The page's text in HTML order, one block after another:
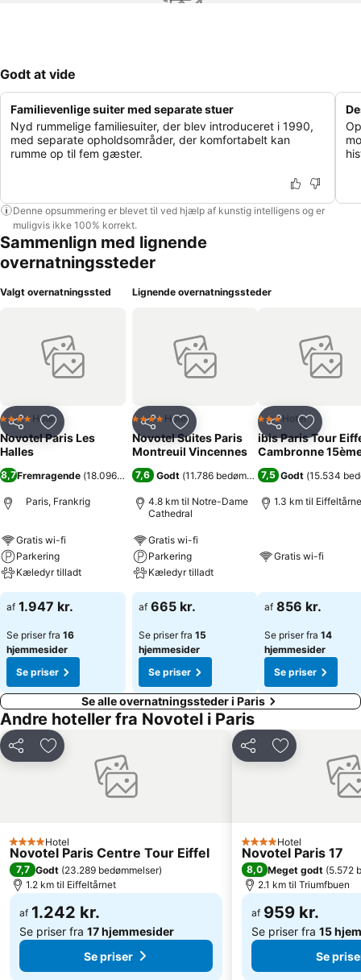
Godt at vide
Familievenlige suiter med separate stuer
Nyd rummelige familiesuiter, der blev introduceret i 1990,
med separate opholdsområder, der komfortabelt kan
rumme op til fem gæster.
Denne opsummering er blevet til ved hjælp af kunstig intelligens og er
muligvis ikke 100% korrekt.
Sammenlign med lignende
overnatningssteder
Valgt overnatningssted
Del Føj til favoritter
4 StjernerHotel
Novotel Paris Les
Halles
8,7Fremragende (18.096 bedømmelser )
Paris, Frankrig
Gratis wi-fi
Parkering
Kæledyr tilladt
af 1.947 kr.
Se priser fra 16
hjemmesider
Se priser
Lignende overnatningssteder
Del Føj til favoritter
4 StjernerHotel
Novotel Suites Paris
Montreuil Vincennes
7,6 Godt (11.786 bedømmelser )
4.8 km til Notre-Dame
Cathedral
Gratis wi-fi
Parkering
Kæledyr tilladt
af 665 kr.
Se priser fra 15
hjemmesider
Se priser
Del Føj til
3 Stjerner
Hotel
ibis Paris Tour
Cambronne
7,5 Godt (15.534
1.3 km til
Gratis wi-fi
af 856 kr.
Se priser fra 14
hjemmesider
Se priser
Se alle overnatningssteder i Paris
Andre hoteller fra Novotel i Paris
Del Føj til favoritter
4 Stjerner
Hotel
Novotel Paris Centre Tour Eiffel
7,7 Godt (23.289 bedømmelser)
1.2 km til Eiffeltårnet
af 1.242 kr.
Se priser fra 17 hjemmesider
Se priser
Del Føj til
4 Stjerner
Hotel
Novotel Paris 17
8,0 Meget godt (5.572
2.1 km til Triumfbuen
af 959 kr.
Se priser fra 15
Se